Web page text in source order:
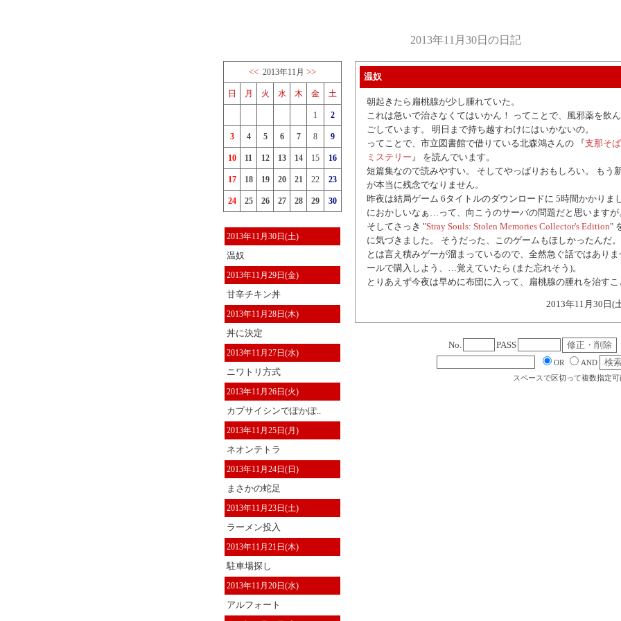
2013年11月30日の日記
<< 2013年11月 >>
日 月 火 水 木 金 土
1 2
3 4 5 6 7 8 9
10 11 12 13 14 15 16
17 18 19 20 21 22 23
24 25 26 27 28 29 30
2013年11月30日(土)
温奴
2013年11月29日(金)
甘辛チキン丼
2013年11月28日(木)
丼に決定
2013年11月27日(水)
ニワトリ方式
2013年11月26日(火)
カプサイシンでぽかぽ..
2013年11月25日(月)
ネオンテトラ
2013年11月24日(日)
まさかの蛇足
2013年11月23日(土)
ラーメン投入
2013年11月21日(木)
駐車場探し
2013年11月20日(水)
アルフォート
温奴
朝起きたら扁桃腺が少し腫れていた。
これは急いで治さなくてはいかん！ ってことで、風邪薬を飲
ごしています。 明日まで持ち越すわけにはいかないの。
ってことで、市立図書館で借りている北森鴻さんの 『支那そ
ミステリー』 を読んでいます。
短篇集なので読みやすい。 そしてやっぱりおもしろい。 もう
が本当に残念でなりません。
昨夜は結局ゲーム 6タイトルのダウンロードに 5時間かかりま
におかしいなぁ…って、向こうのサーバの問題だと思いますが
そしてさっき "Stray Souls: Stolen Memories Collector's Edition"
に気づきました。 そうだった、このゲームもほしかったんだ。
とは言え積みゲーが溜まっているので、全然急ぐ話ではあり
ールで購入しよう、…覚えていたら (また忘れそう)。
とりあえず今夜は早めに布団に入って、扁桃腺の腫れを治す
2013年11月30日(
No. PASS
OR
AND
スペースで区切って複数指定可